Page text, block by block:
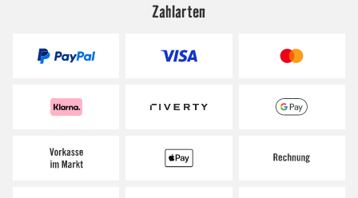
Zahlarten